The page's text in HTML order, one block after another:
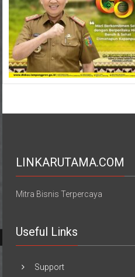
LINKARUTAMA.COM
Mitra Bisnis Terpercaya
Useful Links
Support